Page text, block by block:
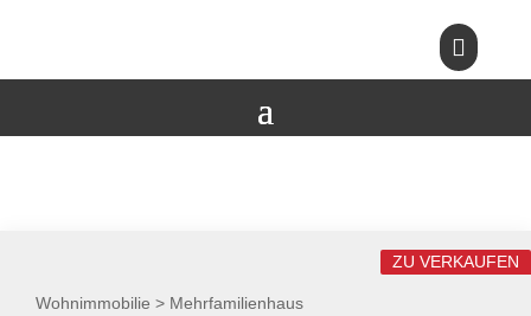

Wohnimmobilie > Mehrfamilienhaus
ZU VERKAUFEN